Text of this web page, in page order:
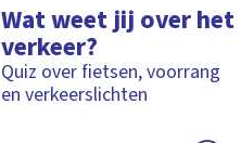
Wat weet jij over het
verkeer?
Quiz over fietsen, voorrang
en verkeerslichten